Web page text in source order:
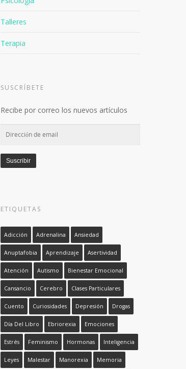
Talleres
Terapia
SUSCRÍBETE
Recibe por correo los nuevos artículos
Dirección
email
Suscribir
ETIQUETAS
Adicción Adrenalina Ansiedad
Anuptafobia Aprendizaje Asertividad
Atención Autismo Bienestar Emocional
Cansancio Cerebro Clases Particulares
Cuento Curiosidades Depresión Drogas
Día Del Libro Ebriorexia Emociones
Estrés Feminismo Hormonas Inteligencia
Leyes Malestar Manorexia Memoria